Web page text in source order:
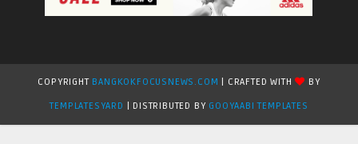
COPYRIGHT BANGKOKFOCUSNEWS.COM | CRAFTED WITH
BY
TEMPLATESYARD
| DISTRIBUTED BY GOOYAABI TEMPLATES